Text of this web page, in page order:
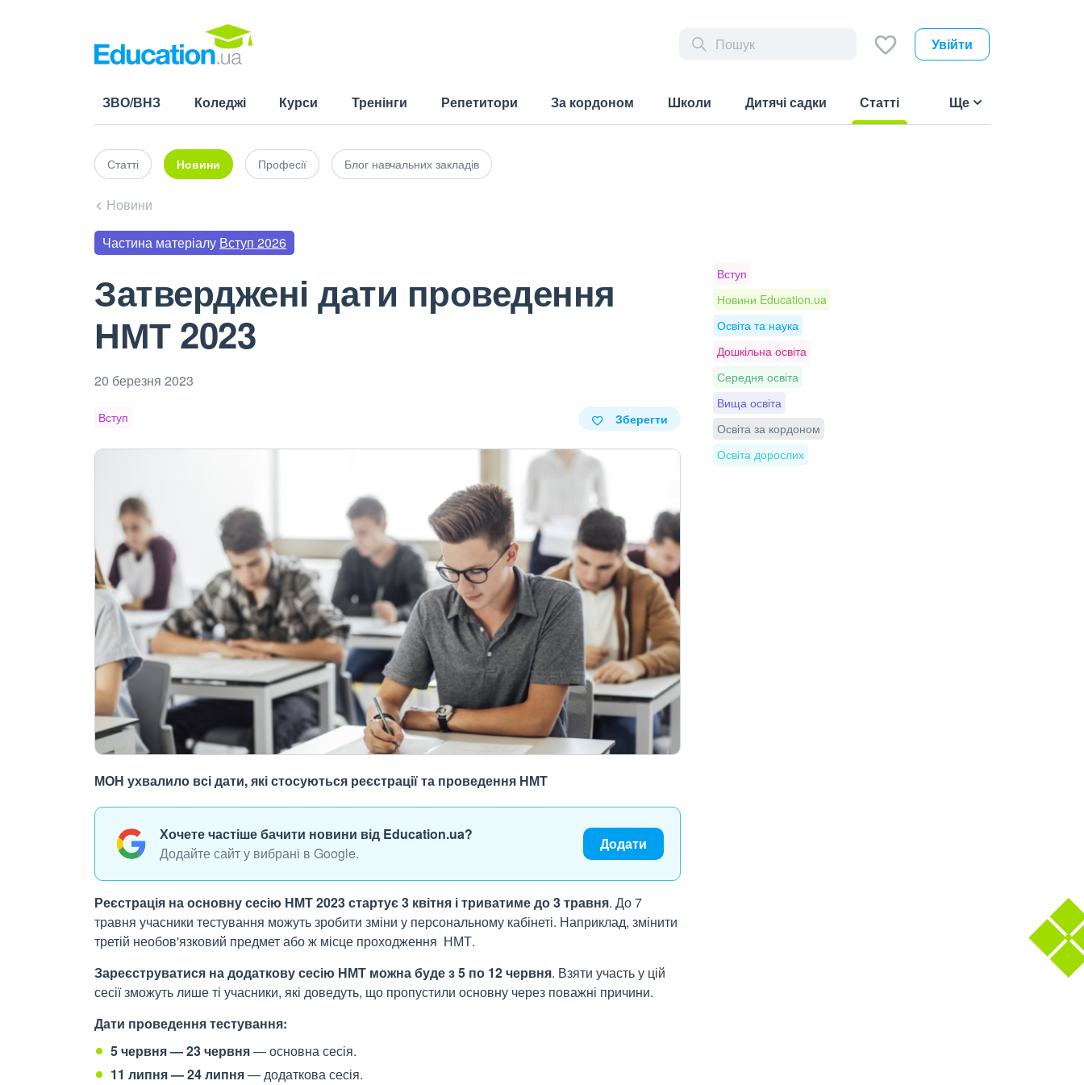
Увійти
ЗВО/ВНЗ Коледжі Курси Тренінги Репетитори За кордоном Школи Дитячі садки
Статті
Ще
Статті Новини Професії Блог навчальних закладів
Новини
Частина матеріалу Вступ 2026
Затверджені дати проведення
НМТ 2023
20 березня 2023
Вступ Зберегти
МОН ухвалило всі дати, які стосуються реєстрації та проведення НМТ
Хочете частіше бачити новини від Education.ua?
Додайте сайт у вибрані в Google.
Додати
Реєстрація на основну сесію НМТ 2023 стартує3 квітня і триватиме до 3 травня. До 7
травня учасники тестування можуть зробити зміни у персональному кабінеті. Наприклад, змінити
третій необов'язковий предмет або ж місце проходження НМТ.
Зареєструватися на додаткову сесію НМТ можна буде з 5 по 12 червня. Взяти участь у цій
сесії зможуть лише ті учасники, які доведуть, що пропустили основну через поважні причини.
Дати проведення тестування:
5 червня — 23 червня— основна сесія.
11 липня — 24 липня— додаткова сесія.
Вступ
Новини Education.ua
Освіта та наука
Дошкільна освіта
Середня освіта
Вища освіта
Освіта за кордоном
Освіта дорослих